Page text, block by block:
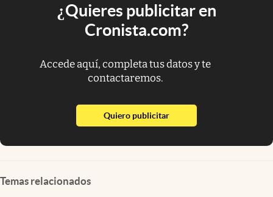
¿Quieres publicitar en
Cronista.com?
Accede aquí, completa tus datos y te
contactaremos.
Quiero publicitarabre en nueva pestaña
Temas relacionados